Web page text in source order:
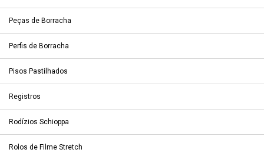
Peças de Borracha
Perfis de Borracha
Pisos Pastilhados
Registros
Rodízios Schioppa
Rolos de Filme Stretch